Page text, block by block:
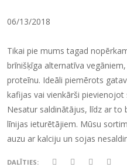
06/13/2018
Tikai pie mums tagad
brīnišķīga alternatīva
proteīnu. Ideāli piemērots
kafijas vai vienkārši
Nesatur saldinātājus, līdz ar to
līnijas ieturētājiem. Mūsu
auzu ar kalciju un sojas
DALĪTIES: